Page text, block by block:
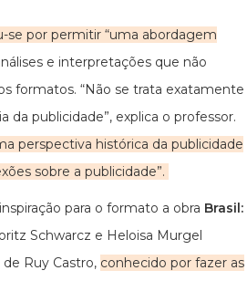
se por permitir “uma abordagem
e interpretações que não
formatos. “Não se trata exatamente
da publicidade”, explica o professor.
perspectiva histórica da publicidade
sobre a publicidade”.
para o formato a obra Brasil:
Schwarcz e Heloisa Murgel
Ruy Castro, conhecido por fazer as